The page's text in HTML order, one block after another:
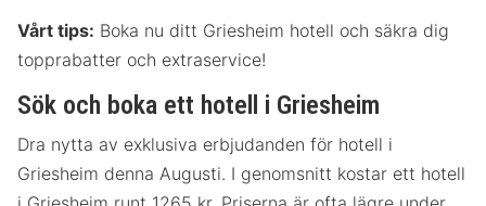
Vårt tips: Boka nu ditt Griesheim hotell och säkra dig
topprabatter och extraservice!
Sök och boka ett hotell i Griesheim
Dra nytta av exklusiva erbjudanden för hotell i
Griesheim denna Augusti. I genomsnitt kostar ett hotell